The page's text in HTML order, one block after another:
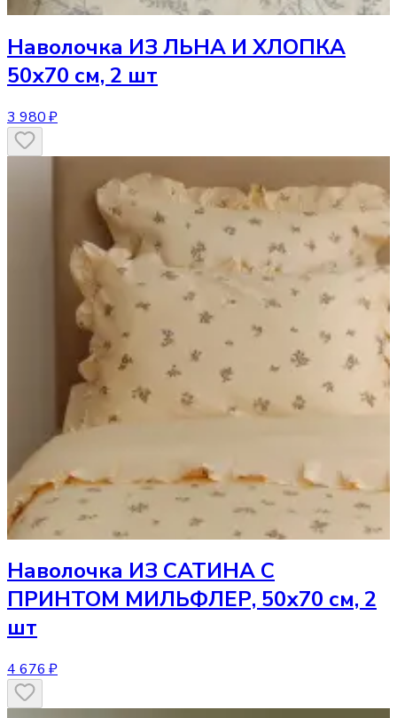
Наволочка ИЗ ЛЬНА И ХЛОПКА
50х70 см, 2 шт
3 980 ₽
Наволочка ИЗ САТИНА С
ПРИНТОМ МИЛЬФЛЕР, 50х70 см, 2
шт
4 676 ₽